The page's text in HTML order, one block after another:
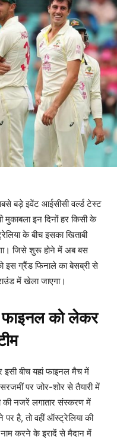
बड़े इवेंट आईसीसी वर्ल्ड टेस्ट
इन दिनों हर किसी के
के बीच इसका खिताबी
जिसे शुरू होने में अब बस
इस ग्रैंड फिनाले का बेसब्री से
में खेला जाएगा।
फाइनल को लेकर
बीच यहां फाइनल मैच में
सरजमीं पर जोर-शोर से तैयारी में
की नजरें लगातार संस्करण में
है, तो वहीं ऑस्ट्रेलिया की
नाम करने के इरादें से मैदान में